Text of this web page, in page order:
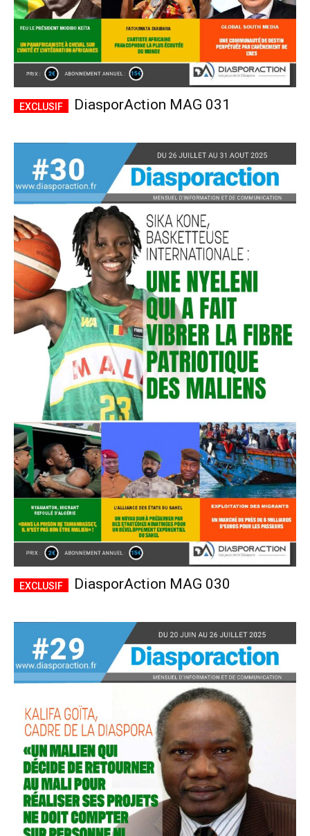
DiasporAction MAG 031
DiasporAction MAG 030